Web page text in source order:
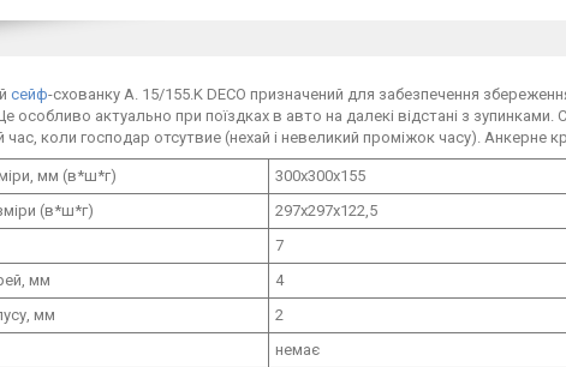
сейф-схованку A. 15/155.K DECO призначений для забезпечення
особливо актуально при поїздках в авто на далекі відстані з
час, коли господар отсутвие (нехай і невеликий проміжок часу). Анкерне
мм (в*ш*г)
300х300х155
(в*ш*г)
297х297х122,5
7
мм
4
мм
2
немає